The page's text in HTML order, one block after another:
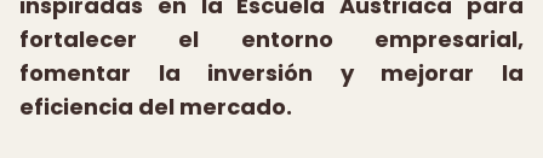
fortalecer el entorno empresarial,
fomentar la inversión y mejorar la
eficiencia del mercado.